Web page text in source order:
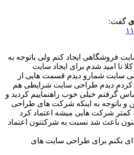
گفت:
فروشگاهی ایجاد کنم ولی باتوجه به
نا امید شدم برای ایجاد سایت
سایت شمارو دیدم قسمت هایی از
کردم دیدم طراحی سایت شرایطی هم
گرفتم خیلی خوب راهنماییم کردید و
و باتوجه به اینکه شرکت های طراحی
کمتر شرکت هایی میشه اعتماد کرد
باعث شد نسبت به شرکتتون اعتماد
بکنم برای طراحی سایت های